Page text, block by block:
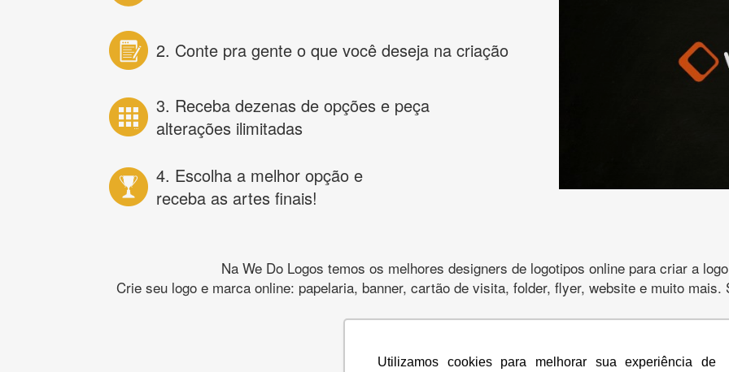
Utilizamos cookies para melhorar sua experiência de
2. Conte pra gente o que você deseja na criação
3. Receba dezenas de opções e peça
alterações ilimitadas
4. Escolha a melhor opção e
receba as artes finais!
Na We Do Logos temos os melhores designers de logotipos online para criar a
Crie seu logo e marca online: papelaria, banner, cartão de visita, folder, flyer, website e muito